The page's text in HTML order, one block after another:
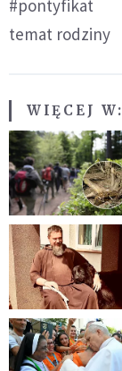
#pontyfikat
temat rodziny
WIĘCEJ W: